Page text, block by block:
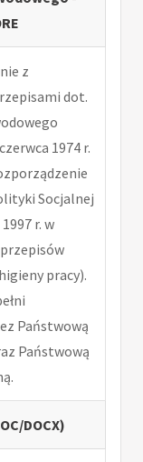
z
dot.
1974 r.
Socjalnej
r. w
pracy).
Państwową
Państwową
DOCX)